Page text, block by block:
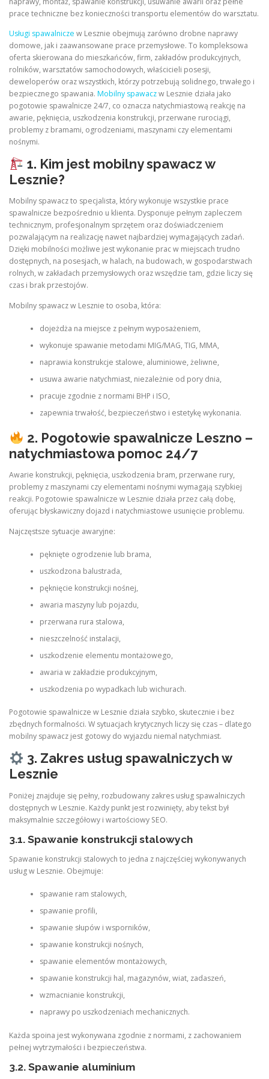
prace techniczne bez konieczności transportu elementów do warsztatu.
Usługi spawalnicze w Lesznie obejmują zarówno drobne naprawy
domowe, jak i zaawansowane prace przemysłowe. To kompleksowa
oferta skierowana do mieszkańców, firm, zakładów produkcyjnych,
rolników, warsztatów samochodowych, właścicieli posesji,
deweloperów oraz wszystkich, którzy potrzebują solidnego, trwałego i
bezpiecznego spawania. Mobilny spawaczw Lesznie działa jako
pogotowie spawalnicze 24/7, co oznacza natychmiastową reakcję na
awarie, pęknięcia, uszkodzenia konstrukcji, przerwane rurociągi,
problemy z bramami, ogrodzeniami, maszynami czy elementami
nośnymi.
1. Kim jest mobilny spawacz w
Lesznie?
Mobilny spawacz to specjalista, który wykonuje wszystkie prace
spawalnicze bezpośrednio u klienta. Dysponuje pełnym zapleczem
technicznym, profesjonalnym sprzętem oraz doświadczeniem
pozwalającym na realizację nawet najbardziej wymagających zadań.
Dzięki mobilności możliwe jest wykonanie prac w miejscach trudno
dostępnych, na posesjach, w halach, na budowach, w gospodarstwach
rolnych, w zakładach przemysłowych oraz wszędzie tam, gdzie liczy się
czas i brak przestojów.
Mobilny spawacz w Lesznie to osoba, która:
dojeżdża na miejsce z pełnym wyposażeniem,
wykonuje spawanie metodami MIG/MAG, TIG, MMA,
naprawia konstrukcje stalowe, aluminiowe, żeliwne,
usuwa awarie natychmiast, niezależnie od pory dnia,
pracuje zgodnie z normami BHP i ISO,
zapewnia trwałość, bezpieczeństwo i estetykę wykonania.
2. Pogotowie spawalnicze Leszno –
natychmiastowa pomoc 24/7
Awarie konstrukcji, pęknięcia, uszkodzenia bram, przerwane rury,
problemy z maszynami czy elementami nośnymi wymagają szybkiej
reakcji. Pogotowie spawalnicze w Lesznie działa przez całą dobę,
oferując błyskawiczny dojazd i natychmiastowe usunięcie problemu.
Najczęstsze sytuacje awaryjne:
pęknięte ogrodzenie lub brama,
uszkodzona balustrada,
pęknięcie konstrukcji nośnej,
awaria maszyny lub pojazdu,
przerwana rura stalowa,
nieszczelność instalacji,
uszkodzenie elementu montażowego,
awaria w zakładzie produkcyjnym,
uszkodzenia po wypadkach lub wichurach.
Pogotowie spawalnicze w Lesznie działa szybko, skutecznie i bez
zbędnych formalności. W sytuacjach krytycznych liczy się czas – dlatego
mobilny spawacz jest gotowy do wyjazdu niemal natychmiast.
3. Zakres usług spawalniczych w
Lesznie
Poniżej znajduje się pełny, rozbudowany zakres usług spawalniczych
dostępnych w Lesznie. Każdy punkt jest rozwinięty, aby tekst był
maksymalnie szczegółowy i wartościowy SEO.
3.1. Spawanie konstrukcji stalowych
Spawanie konstrukcji stalowych to jedna z najczęściej wykonywanych
usług w Lesznie. Obejmuje:
spawanie ram stalowych,
spawanie profili,
spawanie słupów i wsporników,
spawanie konstrukcji nośnych,
spawanie elementów montażowych,
spawanie konstrukcji hal, magazynów, wiat, zadaszeń,
wzmacnianie konstrukcji,
naprawy po uszkodzeniach mechanicznych.
Każda spoina jest wykonywana zgodnie z normami, z zachowaniem
pełnej wytrzymałości i bezpieczeństwa.
3.2. Spawanie aluminium